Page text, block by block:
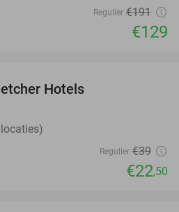
Regulier €191
€129
Hotels
Regulier €39
€22,50